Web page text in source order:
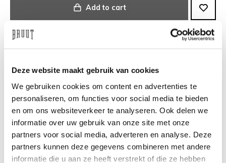
Deze website maakt gebruik van cookies
We gebruiken cookies om content en advertenties te
personaliseren, om functies voor social media te bieden
en om ons websiteverkeer te analyseren. Ook delen we
informatie over uw gebruik van onze site met onze
partners voor social media, adverteren en analyse. Deze
partners kunnen deze gegevens combineren met andere
informatie die u aan ze heeft verstrekt of die ze hebben
Add to cart
Share on WhatsApp
Fast delivery
Free Shipping in NL/BE/DE above €100
30 days returns
/10 on Feedback Company